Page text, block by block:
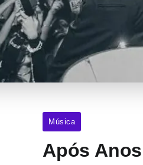
Música
Após